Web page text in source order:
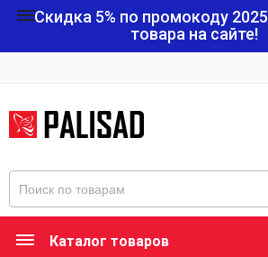
Скидка 5% по промокоду 2025
товара на сайте!
Каталог товаров